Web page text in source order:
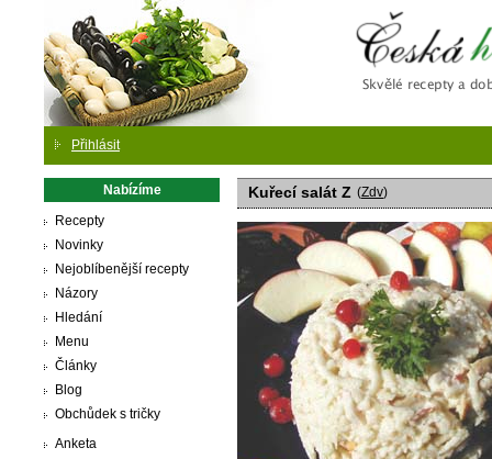
Přihlásit
Nabízíme
Recepty
Novinky
Nejoblíbenější recepty
Názory
Hledání
Menu
Články
Blog
Obchůdek s tričky
Anketa
Kuřecí salát Z (Zdv)